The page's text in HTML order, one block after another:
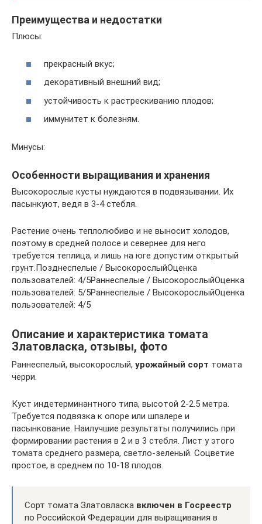
Преимущества и недостатки
Плюсы:
прекрасный вкус;
декоративный внешний вид;
устойчивость к растрескиванию плодов;
иммунитет к болезням.
Минусы:
Особенности выращивания и хранения
Высокорослые кусты нуждаются в подвязывании. Их
пасынкуют, ведя в 3-4 стебля.
Растение очень теплолюбиво и не выносит холодов,
поэтому в средней полосе и севернее для него
требуется теплица, и лишь на юге допустим открытый
грунт.Позднеспелые / ВысокорослыйОценка
пользователей: 4/5Раннеспелые / ВысокорослыйОценка
пользователей: 5/5Раннеспелые / ВысокорослыйОценка
пользователей: 4/5
Описание и характеристика томата
Златовласка, отзывы, фото
Раннеспелый, высокорослый, урожайный сорт томата
черри.
Куст индетерминантного типа, высотой 2-2.5 метра.
Требуется подвязка к опоре или шпалере и
пасынкование. Наилучшие результаты получились при
формировании растения в 2 и в 3 стебля. Лист у этого
томата среднего размера, светло-зеленый. Соцветие
простое, в среднем по 10-18 плодов.
Сорт томата Златовласка включен в Госреестр
по Российской Федерации для выращивания в